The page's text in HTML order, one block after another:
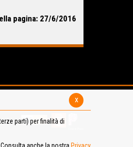
pagina: 27/6/2016
x
parti) per finalità di